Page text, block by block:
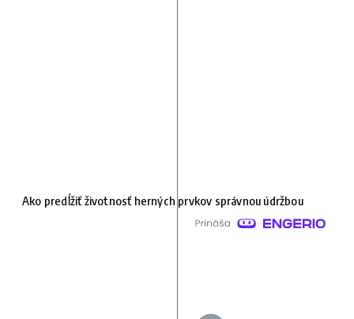
Ako predĺžiť životnosť herných prvkov správnou údržbou